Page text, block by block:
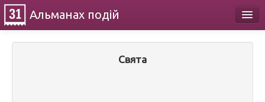
Альманах подій
Свята